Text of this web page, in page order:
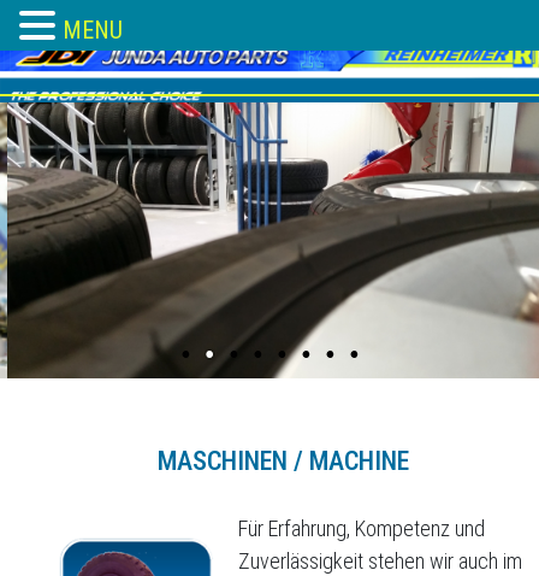
Skip
to
content
MASCHINEN / MACHINE
Für Erfahrung, Kompetenz und
Zuverlässigkeit stehen wir auch im
MENU